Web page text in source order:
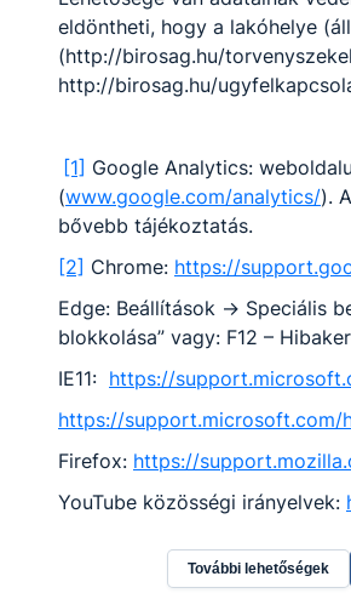
AdatkezelésImpresszum
eldöntheti, hogy a lakóhelye
(http://birosag.hu/
http://birosag.hu/
[1] Google Analytics:
(www.google.com/analytics/).
bővebb tájékoztatás.
[2] Chrome: https://
Edge: Beállítások -> Speciális
blokkolása” vagy: F12 –
IE11: https://
https://
Firefox: https://
YouTube közösségi irányelvek:
További lehetőségek